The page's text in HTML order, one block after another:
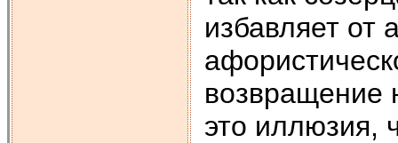
избавляет от
это иллюзия,